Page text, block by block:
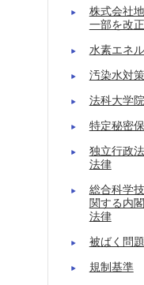
株式会社
一部を改
水素エネ
汚染水対策
法科大学院
特定秘密
独立行政
法律
総合科学
関する内
法律
被ばく問題
規制基準